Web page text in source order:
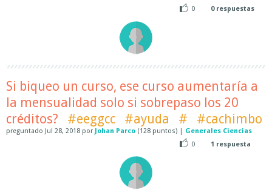
0
0respuestas
Si biqueo un curso, ese curso aumentaría a
la mensualidad solo si sobrepaso los 20
créditos?
#eeggcc #ayuda # #cachimbo
preguntado Jul 28, 2018 por Johan Parco (128 puntos) | Generales Ciencias
0
1 respuesta